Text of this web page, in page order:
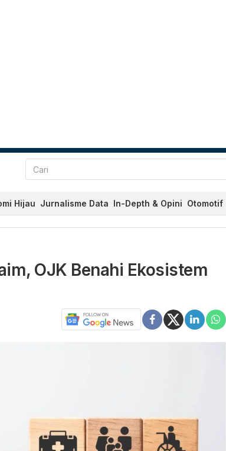
Hijau Jurnalisme Data In-Depth & Opini Otomotif
OJK Benahi Ekosistem